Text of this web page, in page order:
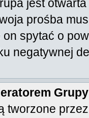
jest
prośba
spytać o
negatywnej
tworzone